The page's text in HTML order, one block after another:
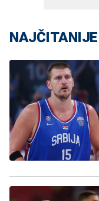
NAJČITANIJE